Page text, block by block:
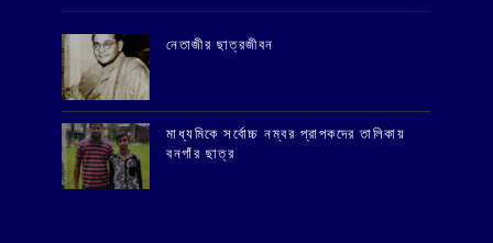
‌নেতাজীর ছাত্রজীবন
মাধ্যমিকে সর্বোচ্চ নম্বর প্রাপকদের তালিকায়
বনগাঁর ছাত্র